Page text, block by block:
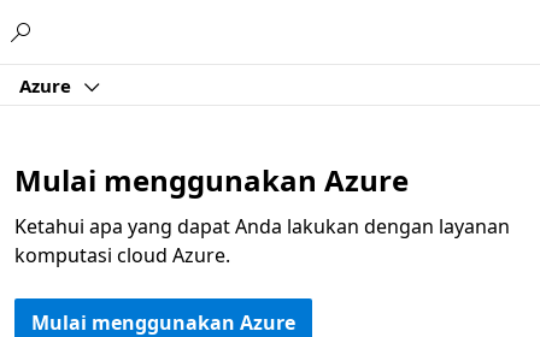
Azure
Mulai menggunakan Azure
Ketahui apa yang dapat Anda lakukan dengan layanan
komputasi cloud Azure.
Mulai menggunakan Azure